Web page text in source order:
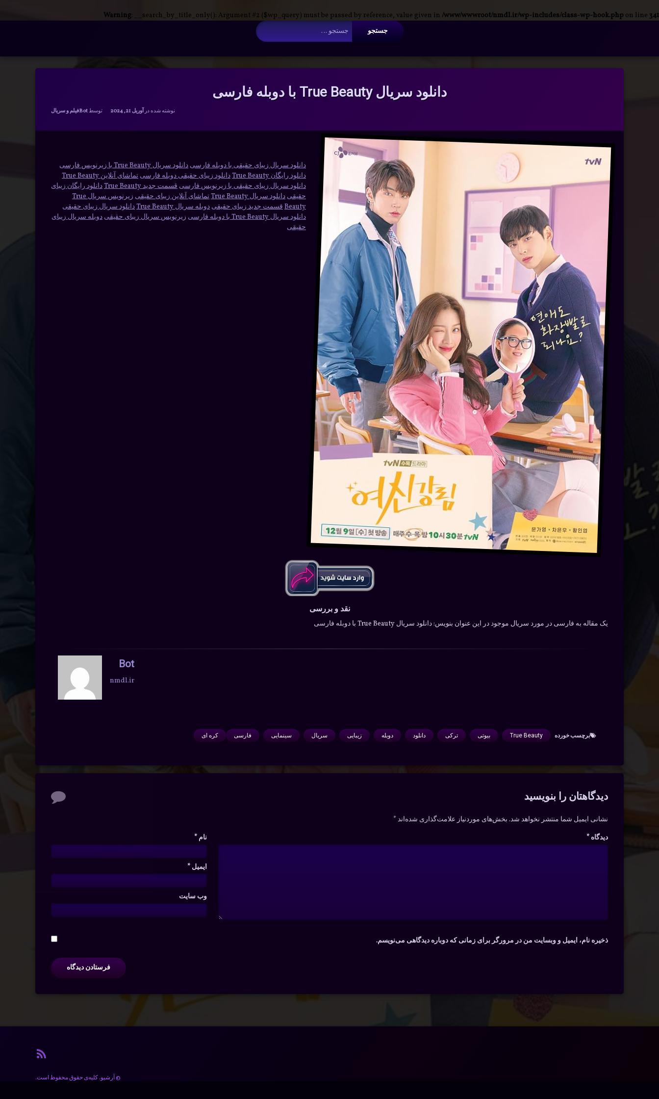
Warning: __search_by_title_only(): Argument #2 ($wp_query) must be passed by reference, value given in /www/wwwroot/nmdl.ir/wp-includes/class-wp-hook.php on line 341
جستجو برای:
دانلود سریال True Beauty با دوبله فارسی
نوشته شده درآوریل 21, 2024 توسطBotدسته بندی ها:
فیلم و سریال
دانلود سریال زیبای حقیقی با دوبله فارسی دانلود سریال True Beauty با زیرنویس فارسی
دانلود رایگان True Beauty
دانلود زیبای حقیقی دوبله فارسی تماشای آنلاین True Beauty
دانلود سریال زیبای حقیقی با زیرنویس فارسی قسمت جدید True Beauty
دانلود رایگان زیبای
حقیقی دانلود سریال True Beauty تماشای آنلاین زیبای حقیقی
زیرنویس سریال True
Beautyقسمت جدید زیبای حقیقی دوبله سریال True Beauty
دانلود سریال زیبای حقیقی
دانلود سریال True Beauty با دوبله فارسی
زیرنویس سریال زیبای حقیقی دوبله سریال زیبای
حقیقی
نقد و بررسی
یک مقاله به فارسی در مورد سریال موجود در این عنوان بنویس: دانلود سریال True Beauty با دوبله فارسی
Bot
nmdl.ir
برچسب‌ خورده True Beauty بیوتی ترکی دانلود دوبله زیبایی سریال سینمایی فارسی کره ای
دیدگاه‌ها
دیدگاهتان را بنویسید
نشانی ایمیل شما منتشر نخواهد شد. بخش‌های موردنیاز علامت‌گذاری شده‌اند*
دیدگاه * نام *
ایمیل *
وب‌ سایت
ذخیره نام، ایمیل و وبسایت من در مرورگر برای زمانی که دوباره دیدگاهی می‌نویسم.
آر اس
© آرشیو. کلیه‌ی حقوق محفوظ است.